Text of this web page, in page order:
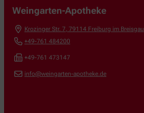
Weingarten-Apotheke
Krozinger Str. 7, 79114 Freiburg im Breisgau
+49-761 484200
+49-761 473147
info@weingarten-apotheke.de